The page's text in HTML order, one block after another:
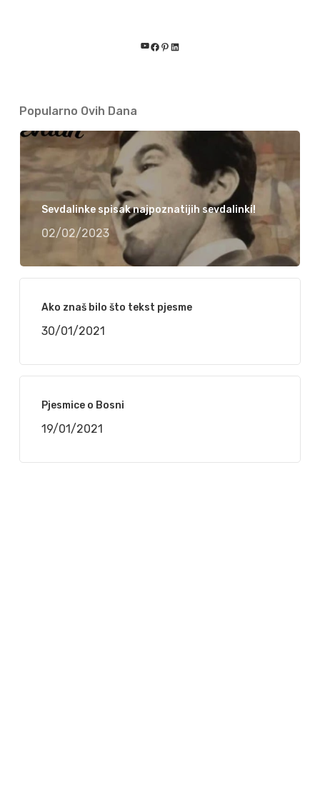
YouTube
Facebook
Pinterest
LinkedIn
Popularno Ovih Dana
Sevdalinke spisak najpoznatijih sevdalinki!
02/02/2023
Ako znaš bilo što tekst pjesme
30/01/2021
Pjesmice o Bosni
19/01/2021